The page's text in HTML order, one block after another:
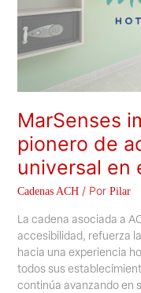
MarSenses
pionero de
universal en
Cadenas ACH/ Por Pilar
La cadena asociada a
accesibilidad, refuerza
hacia una experiencia
todos sus
continúa avanzando en
hotelero